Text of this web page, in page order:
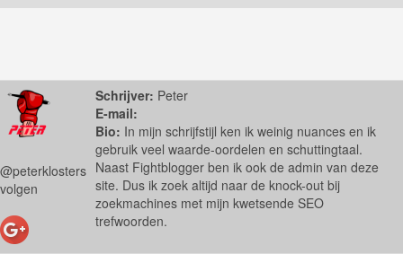
@peterklosters
volgen
Schrijver: Peter
E-mail:
Bio: In mijn schrijfstijl ken ik weinig nuances en ik
gebruik veel waarde-oordelen en schuttingtaal.
Naast Fightblogger ben ik ook de admin van deze
site. Dus ik zoek altijd naar de knock-out bij
zoekmachines met mijn kwetsende SEO
trefwoorden.